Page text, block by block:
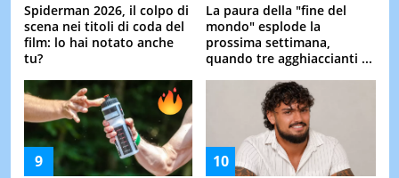
Spiderman 2026, il colpo di
scena nei titoli di coda del
film: lo hai notato anche
tu?
La paura della "fine del
mondo" esplode la
prossima settimana,
quando tre agghiaccianti ...